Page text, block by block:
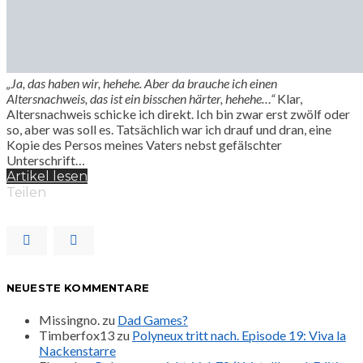
„Ja, das haben wir, hehehe. Aber da brauche ich einen
Altersnachweis, das ist ein bisschen härter, hehehe…“Klar,
Altersnachweis schicke ich direkt. Ich bin zwar erst zwölf oder
so, aber was soll es. Tatsächlich war ich drauf und dran, eine
Kopie des Persos meines Vaters nebst gefälschter
Unterschrift…
Artikel lesen
Teilen
NEUESTE KOMMENTARE
Missingno. zu Dad Games?
Timberfox13 zu Polyneux tritt nach. Episode 19: Viva la
Nackenstarre